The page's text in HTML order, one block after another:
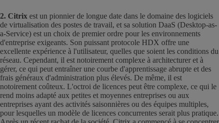
2. Citrix est un pionnier de longue date dans le domaine des logiciels
de virtualisation des postes de travail, et sa solution DaaS (Desktop-as-
a-Service) est un choix de premier ordre pour les environnements
d'entreprise exigeants. Son puissant protocole HDX offre une
excellente expérience à l'utilisateur, quelles que soient les conditions du
réseau. Cependant, il est notoirement complexe à architecturer et à
gérer, ce qui peut entraîner une courbe d'apprentissage abrupte et des
frais généraux d'administration plus élevés. De même, il est
notoirement coûteux. L'octroi de licences peut être complexe, ce qui le
rend moins adapté aux petites et moyennes entreprises ou aux
entreprises ayant des activités saisonnières ou des équipes multiples,
pour lesquelles un modèle de licences concurrentes serait plus pratique.